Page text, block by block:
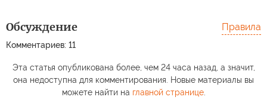
Обсуждение
Комментариев: 11
Правила
Эта статья опубликована более, чем 24 часа назад, а значит,
она недоступна для комментирования. Новые материалы вы
можете найти на главной странице.